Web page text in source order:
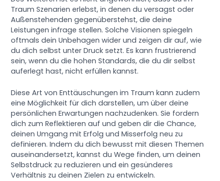
Traum Szenarien erlebst, in denen du versagst oder
Außenstehenden gegenüberstehst, die deine
Leistungen infrage stellen. Solche Visionen spiegeln
oftmals dein Unbehagen wider und zeigen dir auf, wie
du dich selbst unter Druck setzt. Es kann frustrierend
sein, wenn du die hohen Standards, die du dir selbst
auferlegt hast, nicht erfüllen kannst.
Diese Art von Enttäuschungen im Traum kann zudem
eine Möglichkeit für dich darstellen, um über deine
persönlichen Erwartungen nachzudenken. Sie fordern
dich zum Reflektieren auf und geben dir die Chance,
deinen Umgang mit Erfolg und Misserfolg neu zu
definieren. Indem du dich bewusst mit diesen Themen
auseinandersetzt, kannst du Wege finden, um deinen
Selbstdruck zu reduzieren und ein gesünderes
Verhältnis zu deinen Zielen zu entwickeln.